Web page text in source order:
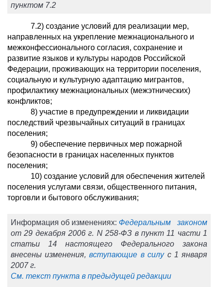
пунктом 7.2
7.2) создание условий для реализации мер,
направленных на укрепление межнационального и
межконфессионального согласия, сохранение и
развитие языков и культуры народов Российской
Федерации, проживающих на территории поселения,
социальную и культурную адаптацию мигрантов,
профилактику межнациональных (межэтнических)
конфликтов;
8) участие в предупреждении и ликвидации
последствий чрезвычайных ситуаций в границах
поселения;
9) обеспечение первичных мер пожарной
безопасности в границах населенных пунктов
поселения;
10) создание условий для обеспечения жителей
поселения услугами связи, общественного питания,
торговли и бытового обслуживания;
Информация об изменениях: Федеральным законом
от 29 декабря 2006 г. N 258-ФЗ в пункт 11 части 1
статьи 14 настоящего Федерального закона
внесены изменения,вступающие в силус 1 января
2007 г.
См. текст пункта в предыдущей редакции